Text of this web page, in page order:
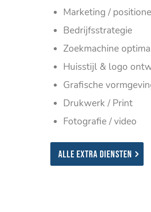
Marketing /
Bedrijfsstrategie
Zoekmachine
Huisstijl & logo
Grafische
Drukwerk / Print
Fotografie / video
Alle extra diensten